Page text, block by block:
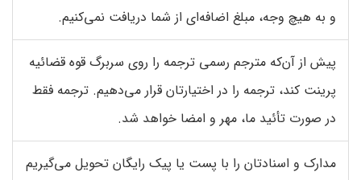
و به هیچ وجه، مبلغ اضافه‌ای از شما دریافت نمی‌کنیم.
پیش از آن‌که مترجم رسمی ترجمه را روی سربرگ قوه قضائیه
پرینت کند، ترجمه را در اختیارتان قرار می‌دهیم. ترجمه فقط
در صورت تأئید ما، مهر و امضا خواهد شد.
مدارک و اسنادتان را با پست یا پیک رایگان تحویل می‌گیریم